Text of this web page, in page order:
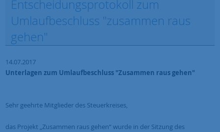
Mein Projekt
Entscheidungsprotokoll zum
Umlaufbeschluss "zusammen raus
gehen"
14.07.2017
Unterlagen zum Umlaufbeschluss "Zusammen raus gehen"
Sehr geehrte Mitglieder des Steuerkreises,
das Projekt „Zusammen raus gehen“ wurde in der Sitzung des